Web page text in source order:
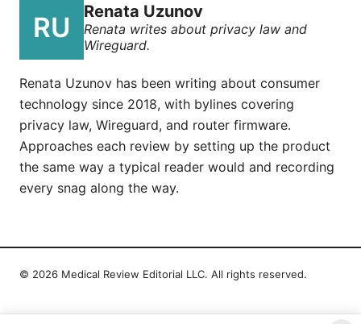
Renata Uzunov
Renata writes about privacy law and
Wireguard.
Renata Uzunov has been writing about consumer
technology since 2018, with bylines covering
privacy law, Wireguard, and router firmware.
Approaches each review by setting up the product
the same way a typical reader would and recording
every snag along the way.
© 2026 Medical Review Editorial LLC. All rights reserved.